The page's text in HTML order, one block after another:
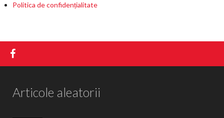
Politica de confidențialitate
Articole aleatorii